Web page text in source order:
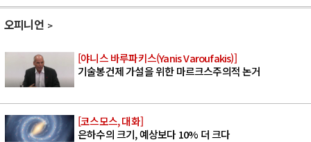
오피니언
[야니스 바루파키스(Yanis Varoufakis)]
기술봉건제 가설을 위한 마르크스주의적 논거
[코스모스, 대화]
은하수의 크기, 예상보다 10% 더 크다